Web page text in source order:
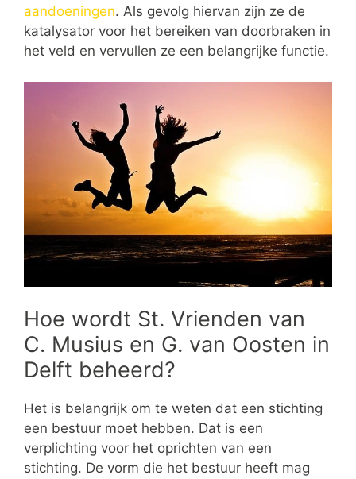
aandoeningen. Als gevolg hiervan zijn ze de
katalysator voor het bereiken van doorbraken in
het veld en vervullen ze een belangrijke functie.
Hoe wordt St. Vrienden van
C. Musius en G. van Oosten in
Delft beheerd?
Het is belangrijk om te weten dat een stichting
een bestuur moet hebben. Dat is een
verplichting voor het oprichten van een
stichting. De vorm die het bestuur heeft mag